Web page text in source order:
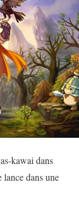
kawai dans
lance dans une